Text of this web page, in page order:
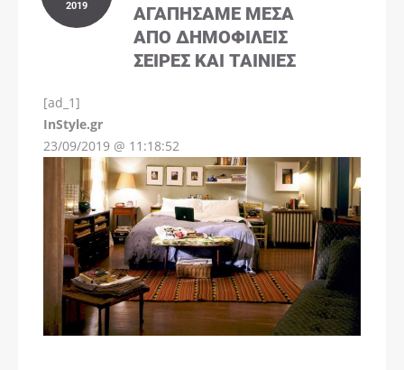
2019
ΑΓΑΠΉΣΑΜΕ ΜΈΣΑ
ΑΠΌ ΔΗΜΟΦΙΛΕΊΣ
ΣΕΙΡΈΣ ΚΑΙ ΤΑΙΝΊΕΣ
[ad_1]
InStyle.gr
23/09/2019 @ 11:18:52